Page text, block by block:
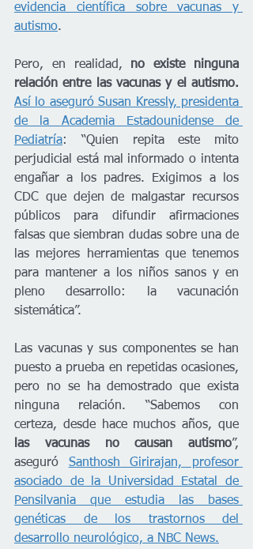
evidencia científica sobre vacunas y
autismo.
Pero, en realidad, no existe ninguna
Así lo aseguró Susan Kressly, presidenta
de la Academia Estadounidense de
Pediatría: “Quien repita este mito
perjudicial está mal informado o intenta
engañar a los padres. Exigimos a los
CDC que dejen de malgastar recursos
públicos para difundir afirmaciones
falsas que siembran dudas sobre una de
las mejores herramientas que tenemos
para mantener a los niños sanos y en
pleno desarrollo: la vacunación
sistemática”.
Las vacunas y sus componentes se han
puesto a prueba en repetidas ocasiones,
pero no se ha demostrado que exista
ninguna relación. “Sabemos con
las vacunas no causan autismo”,
aseguró Santhosh Girirajan, profesor
asociado de la Universidad Estatal de
Pensilvania que estudia las bases
genéticas de los trastornos del
desarrollo neurológico, a NBC News.